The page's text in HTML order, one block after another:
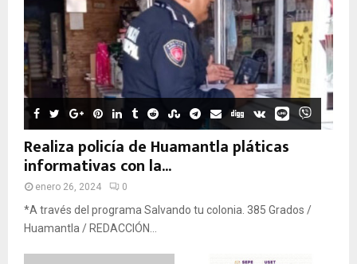
Realiza policía de Huamantla pláticas
informativas con la...
enero 26, 2024 0
*A través del programa Salvando tu colonia. 385 Grados /
Huamantla / REDACCIÓN...